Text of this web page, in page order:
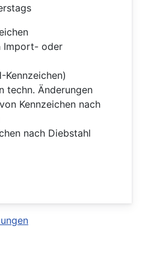
Import- oder
Kennzeichen)
techn. Änderungen
Kennzeichen nach
nach Diebstahl